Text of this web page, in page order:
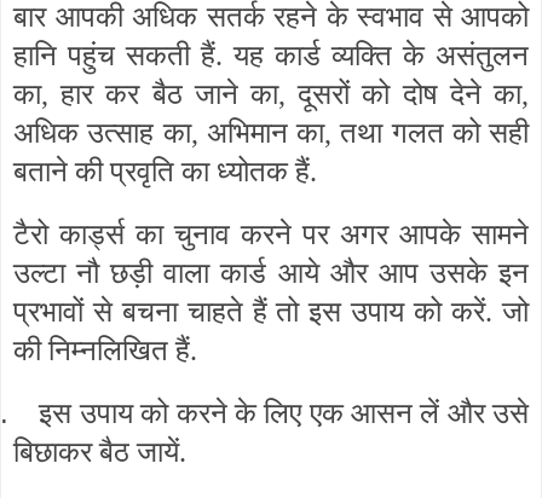
बार आपकी अधिक सतर्क रहने के स्वभाव से आपको
हानि पहुंच सकती हैं. यह कार्ड व्यक्ति के असंतुलन
का, हार कर बैठ जाने का, दूसरों को दोष देने का,
अधिक उत्साह का, अभिमान का, तथा गलत को सही
बताने की प्रवृति का ध्योतक हैं.
टैरो कार्ड्स का चुनाव करने पर अगर आपके सामने
उल्टा नौ छड़ी वाला कार्ड आये और आप उसके इन
प्रभावों से बचना चाहते हैं तो इस उपाय को करें. जो
की निम्नलिखित हैं.
इस उपाय को करने के लिए एक आसन लें और उसे
बिछाकर बैठ जायें.